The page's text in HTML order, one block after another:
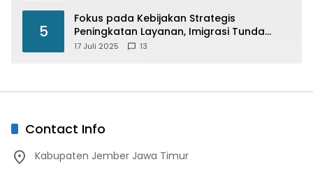
5
Fokus pada Kebijakan Strategis
Peningkatan Layanan, Imigrasi Tunda
Paspor Desain Merah Putih
17 Juli 2025 13
Contact Info
Kabupaten Jember Jawa Timur